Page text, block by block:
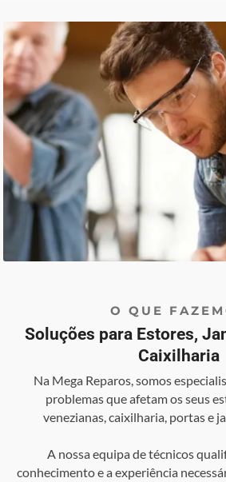
O QUE
Soluções para Estores,
Caixilharia
Na Mega Reparos, somos
problemas que afetam os seus
venezianas, caixilharia, portas e
A nossa equipa de técnicos
conhecimento e a experiência